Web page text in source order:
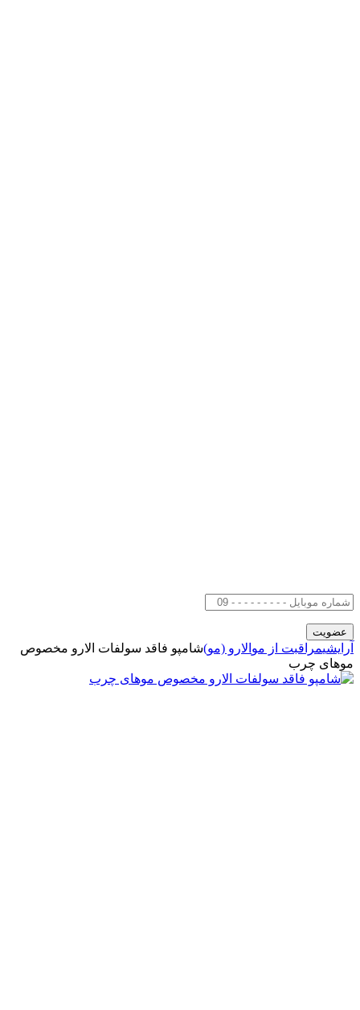
آرایشیمراقبت از مو الارو (مو)شامپو فاقد سولفات الارو مخصوص
موهای چرب